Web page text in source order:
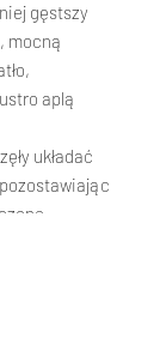
gęstszy
mocną
aplą
układać